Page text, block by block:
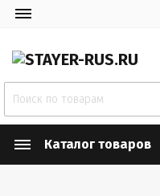
Каталог товаров